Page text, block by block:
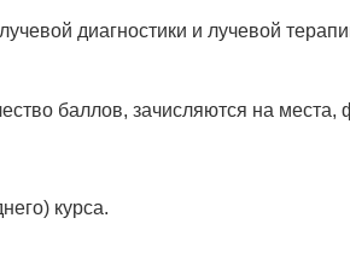
диагностики и лучевой
баллов, зачисляются на
курса.